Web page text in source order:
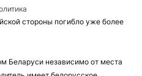
стороны погибло уже более
Беларуси независимо от места